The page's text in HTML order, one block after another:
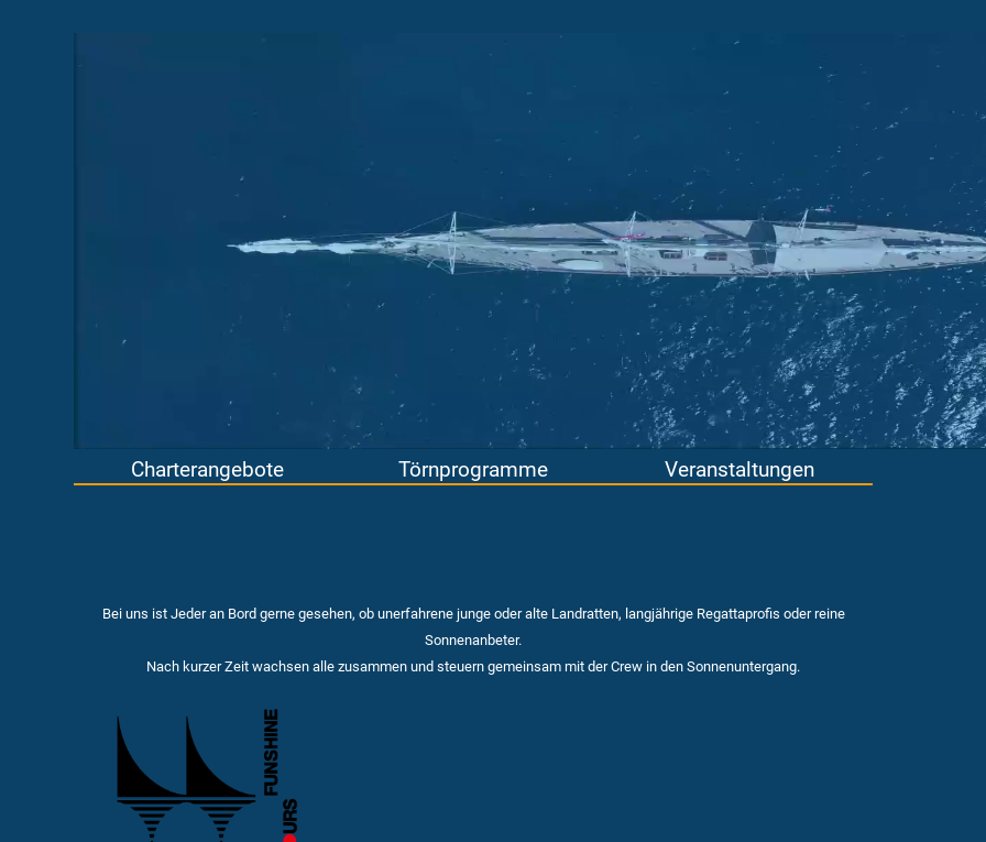
Charterangebote Törnprogramme Veranstaltungen
Bei uns ist Jeder an Bord gerne gesehen, ob unerfahrene junge oder alte Landratten, langjährige Regattaprofis oder reine
Sonnenanbeter.
Nach kurzer Zeit wachsen alle zusammen und steuern gemeinsam mit der Crew in den Sonnenuntergang.